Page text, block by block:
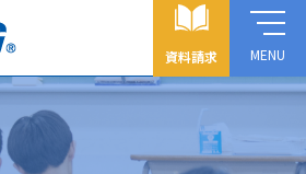
MENU
資料請求